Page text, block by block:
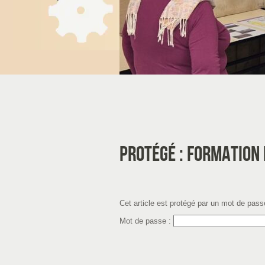
Protégé : Formation
Cet article est protégé par un mot de
Mot de passe :